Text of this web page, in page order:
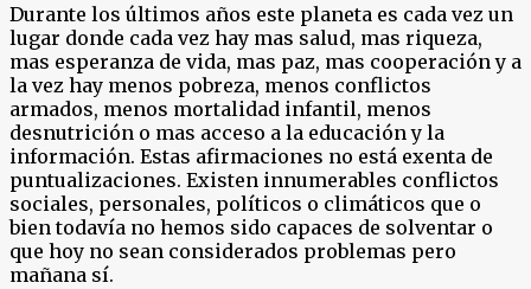
Durante los últimos años este planeta es cada vez un
lugar donde cada vez hay mas salud, mas riqueza,
mas esperanza de vida, mas paz, mas cooperación y a
la vez hay menos pobreza, menos conflictos
armados, menos mortalidad infantil, menos
desnutrición o mas acceso a la educación y la
información. Estas afirmaciones no está exenta de
puntualizaciones. Existen innumerables conflictos
sociales, personales, políticos o climáticos que o
bien todavía no hemos sido capaces de solventar o
que hoy no sean considerados problemas pero
mañana sí.